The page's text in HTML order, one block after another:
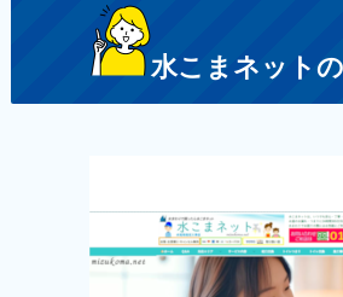
水こまネット